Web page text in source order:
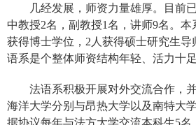
几经发展，师资力量雄厚。目前
中教授2名，副教授1名，讲师9名。本
获得博士学位，2人获得硕士研究生
语系是个整体师资结构年轻、活力十
法语系积极开展对外交流合作，
海洋大学分别与昂热大学以及南特大